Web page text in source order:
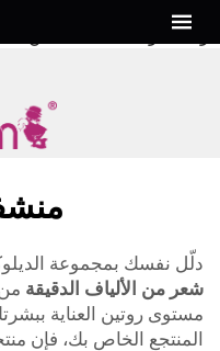
منشفة تجفيف الشعر من
للوجه. سواء كنتَ تبحث عن...">
دلّل نفسك بمجموعة
شعر من الألياف الدقيقة
مستوى روتين العناية
المنتجع الخاص بك، فإن